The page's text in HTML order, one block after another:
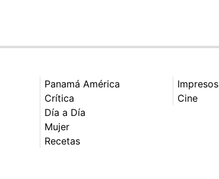
Panamá América
Crítica
Día a Día
Mujer
Recetas
Impresos
Cine